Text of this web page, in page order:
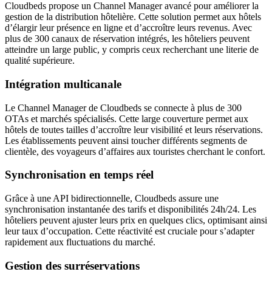
Cloudbeds propose un Channel Manager avancé pour améliorer la
gestion de la distribution hôtelière. Cette solution permet aux hôtels
d’élargir leur présence en ligne et d’accroître leurs revenus. Avec
plus de 300 canaux de réservation intégrés, les hôteliers peuvent
atteindre un large public, y compris ceux recherchant une literie de
qualité supérieure.
Intégration multicanale
Le Channel Manager de Cloudbeds se connecte à plus de 300
OTAs et marchés spécialisés. Cette large couverture permet aux
hôtels de toutes tailles d’accroître leur visibilité et leurs réservations.
Les établissements peuvent ainsi toucher différents segments de
clientèle, des voyageurs d’affaires aux touristes cherchant le confort.
Synchronisation en temps réel
Grâce à une API bidirectionnelle, Cloudbeds assure une
synchronisation instantanée des tarifs et disponibilités 24h/24. Les
hôteliers peuvent ajuster leurs prix en quelques clics, optimisant ainsi
leur taux d’occupation. Cette réactivité est cruciale pour s’adapter
rapidement aux fluctuations du marché.
Gestion des surréservations